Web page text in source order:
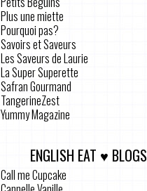
Plus une miette
Pourquoi pas?
Savoirs et Saveurs
Les Saveurs de Laurie
La Super Superette
Safran Gourmand
TangerineZest
Yummy Magazine
ENGLISH EAT ♥ BLOGS
Call me Cupcake